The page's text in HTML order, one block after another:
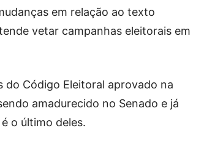
em relação ao texto
vetar campanhas eleitorais em
do Código Eleitoral aprovado na
amadurecido no Senado e já
o último deles.